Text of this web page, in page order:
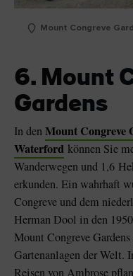
Mount Congreve
6. Mount
Gardens
In denMount Congreve
Waterford können Sie
Wanderwegen und 1,6
erkunden. Ein wahrhaft
Congreve und dem
Herman Dool in den
Mount Congreve
Gartenanlagen der Welt.
Reisen von Ambrose